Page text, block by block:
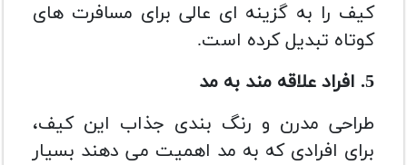
کیف را به گزینه ای عالی برای مسافرت های
کوتاه تبدیل کرده است.
5. افراد علاقه مند به مد
طراحی مدرن و رنگ بندی جذاب این کیف،
برای افرادی که به مد اهمیت می دهند بسیار